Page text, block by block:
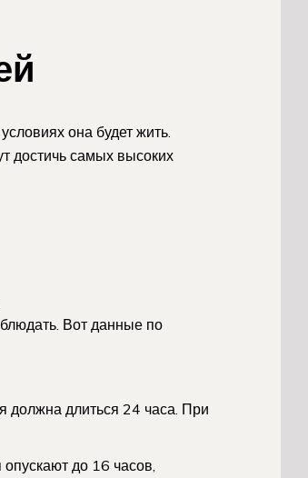
она будет жить.
достичь самых высоких
Вот данные по
должна длиться 24 часа. При
до 16 часов,